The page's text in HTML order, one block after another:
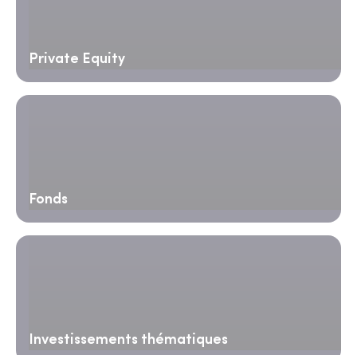
Private Equity
Fonds
Investissements thématiques